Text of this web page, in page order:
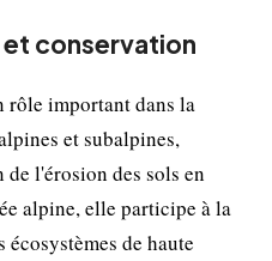
conservation
rôle important dans la
et subalpines,
l'érosion des sols en
alpine, elle participe à la
de haute